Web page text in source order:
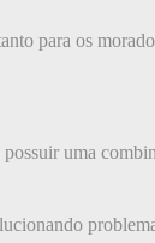
para os
uma